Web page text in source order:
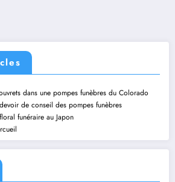
dans une pompes funèbres du Colorado
de conseil des pompes funèbres
funéraire au Japon